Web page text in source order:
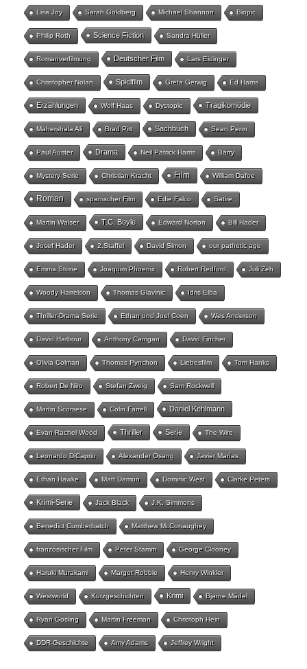
Lisa Joy Sarah Goldberg Michael Shannon Biopic
Philip Roth Science Fiction Sandra Hüller
Romanverfilmung Deutscher Film Lars Eidinger
Christopher Nolan Spielfilm Greta Gerwig Ed Harris
Erzählungen Wolf Haas Dystopie Tragikomödie
Mahershala Ali Brad Pitt Sachbuch Sean Penn
Paul Auster Drama Neil Patrick Harris Barry
Mystery-Serie Christian Kracht Film William Dafoe
Roman spanischer Film Edie Falco Satire
Martin Walser T.C. Boyle Edward Norton Bill Hader
Josef Hader 2.Staffel David Simon our pathetic age
Emma Stone Joaquim Phoenix Robert Redford Juli Zeh
Woody Harrelson Thomas Glavinic Idris Elba
Thriller-Drama Serie Ethan und Joel Coen Wes Anderson
David Harbour Anthony Carrigan David Fincher
Olivia Colman Thomas Pynchon Liebesfilm Tom Hanks
Robert De Niro Stefan Zweig Sam Rockwell
Martin Scorsese Colin Farrell Daniel Kehlmann
Evan Rachel Wood Thriller Serie The Wire
Leonardo DiCaprio Alexander Osang Javier Marías
Ethan Hawke Matt Damon Dominic West Clarke Peters
Krimi-Serie Jack Black J.K. Simmons
Benedict Cumberbatch Matthew McConaughey
französischer Film Peter Stamm George Clooney
Haruki Murakami Margot Robbie Henry Winkler
Westworld Kurzgeschichten Krimi Bjarne Mädel
Ryan Gosling Martin Freeman Christoph Hein
DDR-Geschichte Amy Adams Jeffrey Wright